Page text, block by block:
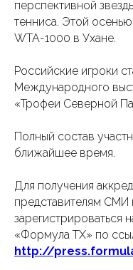
перспективной
тенниса. Этой
WTA-1000 в Ухане.
Российские игроки
Международного
«Трофеи Северной
Полный состав
ближайшее время.
Для получения
представителям
зарегистрироваться
«Формула ТХ» по
http://